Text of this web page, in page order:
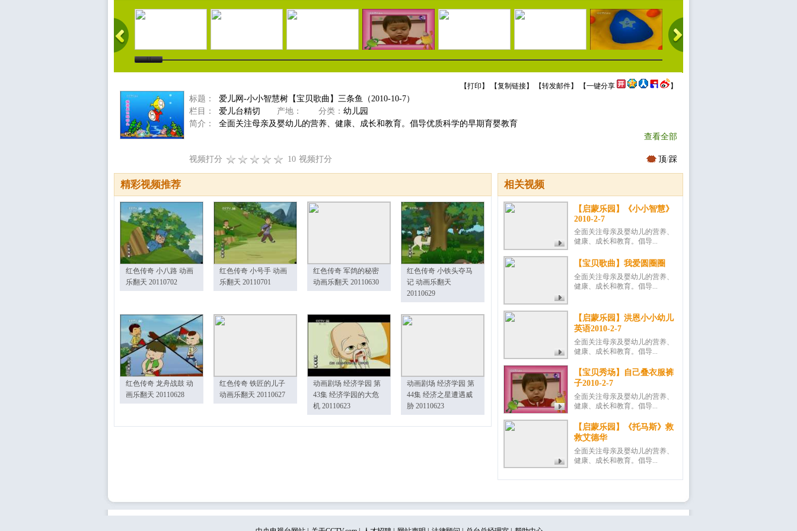
【打印 】 【复制链接】 【转发邮件】 【一键分享 】
标题：
爱儿网-小小智慧树【宝贝歌曲】三条鱼（2010-10-7）
栏目：
爱儿台精切 产地： 分类： 幼儿园
简介：
全面关注母亲及婴幼儿的营养、健康、成长和教育。倡导优质科学的早期育婴教育
查看全部
视频打分 10 视频打分 顶/踩
相关视频
【启蒙乐园】《小小智慧》
2010-2-7
全面关注母亲及婴幼儿的营养、
健康、成长和教育。倡导...
【宝贝歌曲】我爱圆圈圈
全面关注母亲及婴幼儿的营养、
健康、成长和教育。倡导...
【启蒙乐园】洪恩小小幼儿
英语2010-2-7
全面关注母亲及婴幼儿的营养、
健康、成长和教育。倡导...
【宝贝秀场】自己叠衣服裤
子2010-2-7
全面关注母亲及婴幼儿的营养、
健康、成长和教育。倡导...
【启蒙乐园】《托马斯》救
救艾德华
全面关注母亲及婴幼儿的营养、
健康、成长和教育。倡导...
精彩视频推荐
红色传奇 小八路 动画
乐翻天 20110702
红色传奇 小号手 动画
乐翻天 20110701
红色传奇 军鸽的秘密
动画乐翻天 20110630
红色传奇 小铁头夺马
记 动画乐翻天
20110629
红色传奇 龙舟战鼓 动
画乐翻天 20110628
红色传奇 铁匠的儿子
动画乐翻天 20110627
动画剧场 经济学园 第
43集 经济学园的大危
机 20110623
动画剧场 经济学园 第
44集 经济之星遭遇威
胁 20110623